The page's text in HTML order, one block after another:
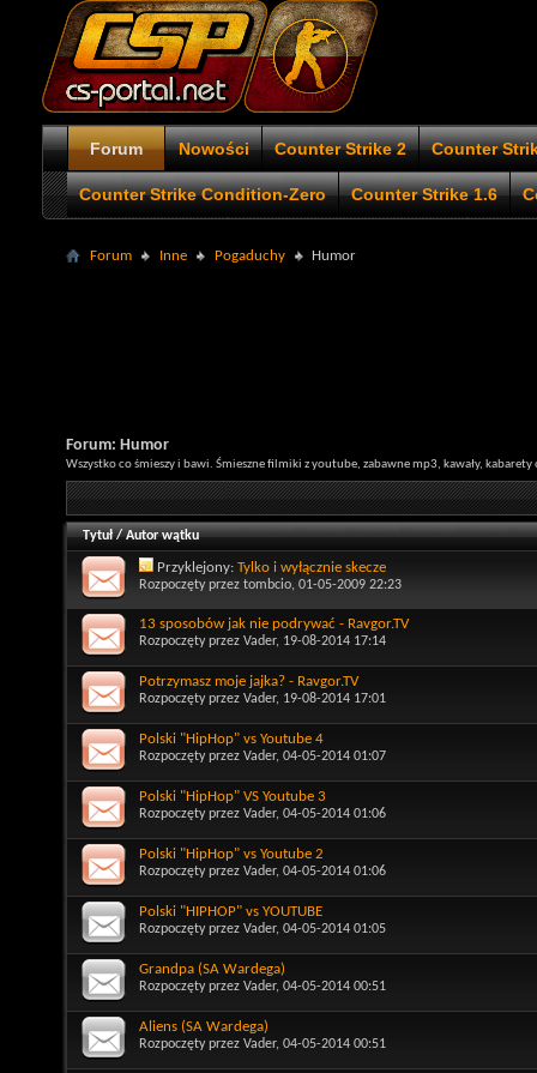
Forum Nowości Counter Strike 2 Counter
Counter Strike Condition-Zero Counter Strike 1.6
Forum Inne Pogaduchy Humor
Forum: Humor
Wszystko co śmieszy i bawi. Śmieszne filmiki z youtube, zabawne mp3, kawały,
Tytuł/Autor wątku
Przyklejony: Tylko i wyłącznie skecze
Rozpoczęty przez tombcio, 01-05-2009 22:23
13 sposobów jak nie podrywać - Ravgor.TV
Rozpoczęty przez Vader, 19-08-2014 17:14
Potrzymasz moje jajka? - Ravgor.TV
Rozpoczęty przez Vader, 19-08-2014 17:01
Polski "HipHop" vs Youtube 4
Rozpoczęty przez Vader, 04-05-2014 01:07
Polski "HipHop" VS Youtube 3
Rozpoczęty przez Vader, 04-05-2014 01:06
Polski "HipHop" vs Youtube 2
Rozpoczęty przez Vader, 04-05-2014 01:06
Polski "HIPHOP" vs YOUTUBE
Rozpoczęty przez Vader, 04-05-2014 01:05
Grandpa (SA Wardega)
Rozpoczęty przez Vader, 04-05-2014 00:51
Aliens (SA Wardega)
Rozpoczęty przez Vader, 04-05-2014 00:51